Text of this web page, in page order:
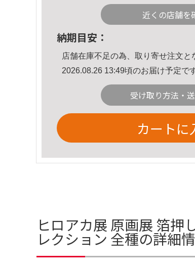
近くの店舗を
納期目安：
店舗在庫不足の為、取り寄せ注文と
2026.08.26 13:49頃のお届け予定です
受け取り方法・
カートに
ヒロアカ展 原画展 箔押
レクション 全種の詳細